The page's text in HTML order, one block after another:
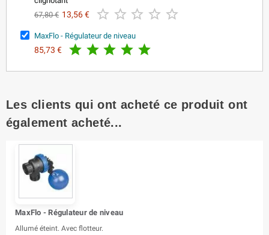
67,80 € 13,56 €     
MaxFlo - Régulateur de niveau
85,73 €     
Les clients qui ont acheté ce produit ont
également acheté...
MaxFlo - Régulateur de niveau
Allumé éteint. Avec flotteur.